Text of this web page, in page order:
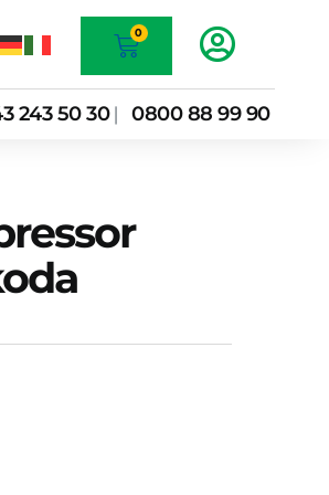
0
Warenkorb
243 50 30| 0800 88 99 90